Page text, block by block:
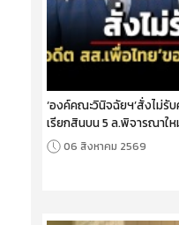
‘องค์คณะวินิจฉัยฯ’สั่งไม่รั
เรียกสินบน 5 ล.พิจารณาใ
06 สิงหาคม 2569